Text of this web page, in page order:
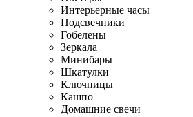
Интерьерные часы
Подсвечники
Гобелены
Зеркала
Минибары
Шкатулки
Ключницы
Кашпо
Домашние свечи